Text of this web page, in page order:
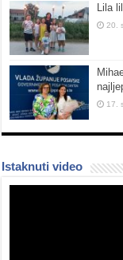
Lila
20.
17.
Istaknuti video